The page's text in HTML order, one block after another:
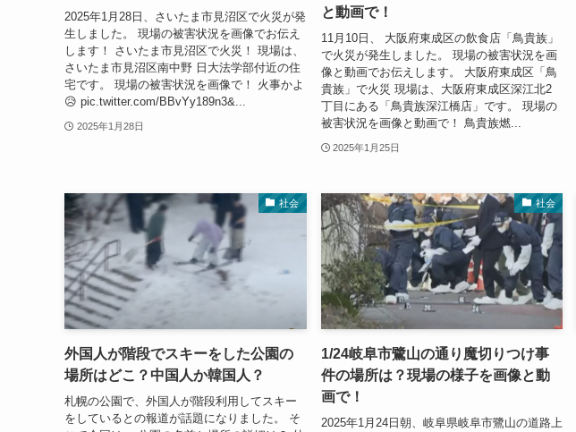
2025年1月28日、さいたま市見沼区で火災が発
生しました。 現場の被害状況を画像でお伝え
します！ さいたま市見沼区で火災！ 現場は、
さいたま市見沼区南中野 日大法学部付近の住
宅です。 現場の被害状況を画像で！ 火事かよ
😥 pic.twitter.com/BBvYy189n3&...
2025年1月28日
と動画で！
11月10日、 大阪府東成区の飲食店「鳥貴族」
で火災が発生しました。 現場の被害状況を画
像と動画でお伝えします。 大阪府東成区「鳥
貴族」で火災 現場は、大阪府東成区深江北2
丁目にある「鳥貴族深江橋店」です。 現場の
被害状況を画像と動画で！ 鳥貴族燃...
2025年1月25日
社会
外国人が階段でスキーをした公園の
場所はどこ？中国人か韓国人？
札幌の公園で、外国人が階段利用してスキー
をしているとの報道が話題になりました。 そ
社会
1/24岐阜市鷺山の通り魔切りつけ事
件の場所は？現場の様子を画像と動
画で！
2025年1月24日朝、岐阜県岐阜市鷺山の道路上